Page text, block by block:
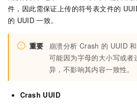
件，因此需保证上传的符号表文件的
的 UUID 一致。
重要 崩溃分析 Crash 的 UUID
可能因为字母的大小写或者
异，不影响其内容一致性。
Crash UUID